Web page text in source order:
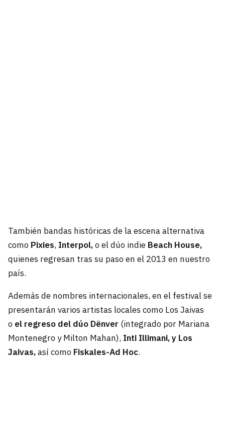
También bandas históricas de la escena alternativa
como Pixies, Interpol,o el dúo indie Beach House,
quienes regresan tras su paso en el 2013 en nuestro
país.
Además de nombres internacionales, en el festival se
presentarán varios artistas locales como Los Jaivas
o el regreso del dúo Dënver (integrado por Mariana
Montenegro y Milton Mahan), Inti Illimani, y Los
Jaivas,así como Fiskales-Ad Hoc.